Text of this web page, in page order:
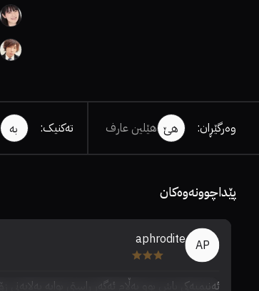
وەرگێڕان: هێ هێلین عارف تەکنیک: بە
پێداچوونەوەکان
AP
aphrodite